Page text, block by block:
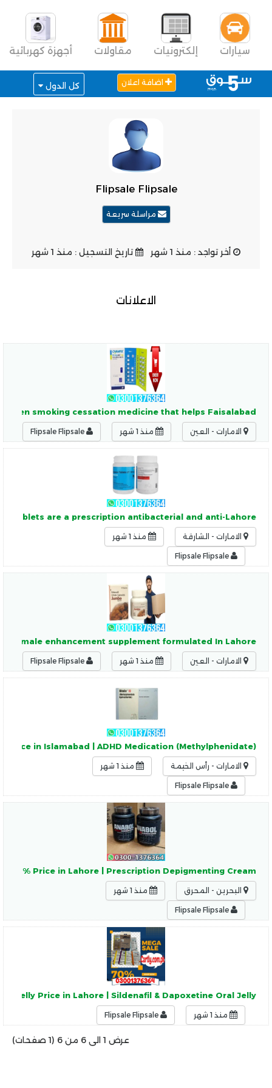
سيارات إلكترونيات مقاولات أجهزة كهربائية
اضافة اعلان كل الدول
Flipsale Flipsale
مراسلة سريعة
أخر تواجد : منذ 1 شهر تاريخ التسجيل : منذ 1 شهر
الاعلانات
smoking cessation medicine that helps Faisalabad
الامارات - العين منذ 1 شهر
Tablets are a prescription antibacterial and anti-Lahore
الامارات - الشارقة منذ 1 شهر
male enhancement supplement formulated In Lahore
الامارات - العين منذ 1 شهر
Price in Islamabad | ADHD Medication (Methylphenidate)
الامارات - رأس الخيمة منذ 1 شهر
60% Price in Lahore | Prescription Depigmenting Cream
البحرين - المحرق منذ 1 شهر
Jelly Price in Lahore | Sildenafil & Dapoxetine Oral Jelly
منذ 1 شهر
عرض 1 الى 6 من 6 (1 صفحات)